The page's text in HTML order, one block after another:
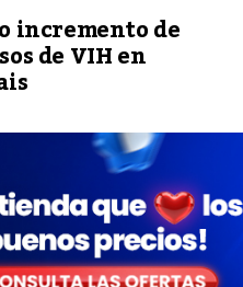
incremento de
de VIH en